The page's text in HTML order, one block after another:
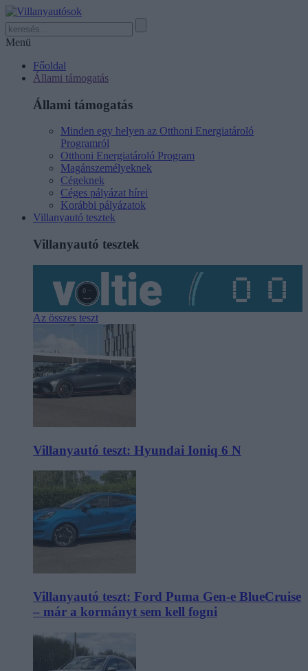
Menü
Főoldal
Állami támogatás
Állami támogatás
Minden egy helyen az Otthoni Energiatároló
Programról
Otthoni Energiatároló Program
Magánszemélyeknek
Cégeknek
Céges pályázat hírei
Korábbi pályázatok
Villanyautó tesztek
Villanyautó tesztek
Az összes teszt
Villanyautó teszt: Hyundai Ioniq 6 N
Villanyautó teszt: Ford Puma Gen-e BlueCruise
– már a kormányt sem kell fogni